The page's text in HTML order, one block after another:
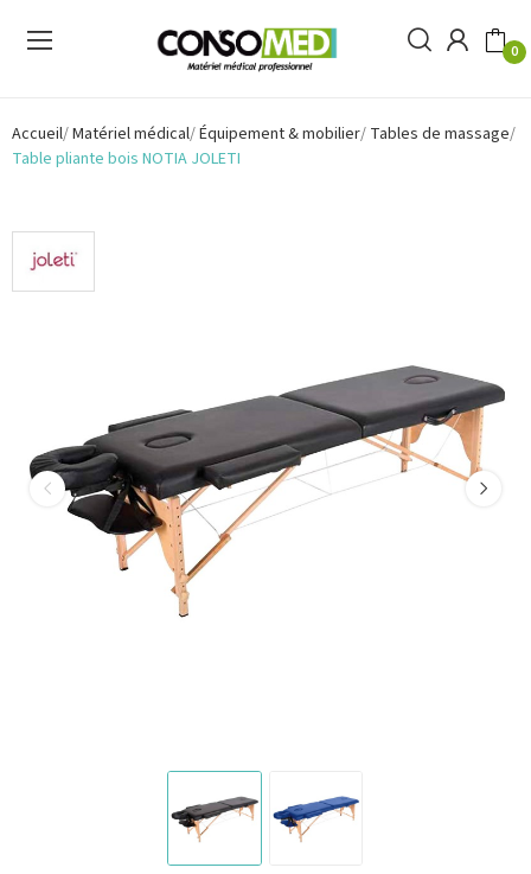
0
Accueil Matériel médical Équipement & mobilier Tables de massage
Table pliante bois NOTIA JOLETI